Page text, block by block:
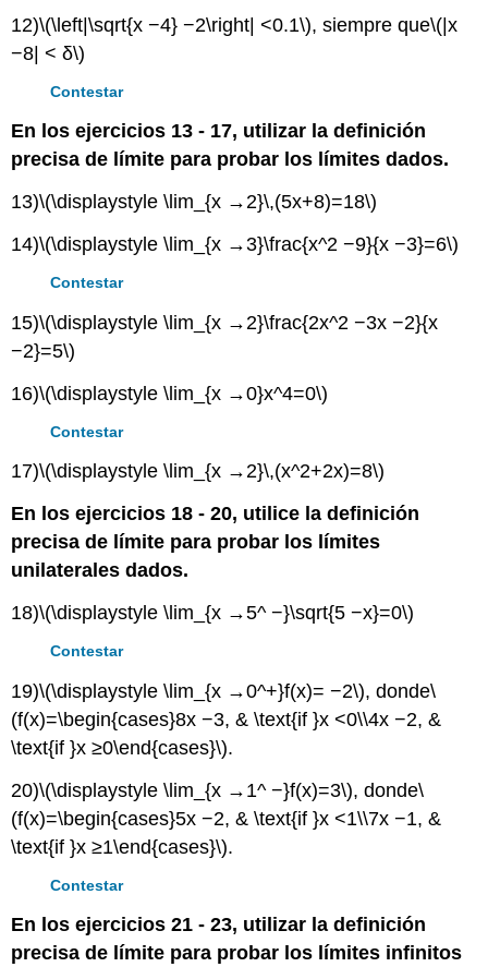
12)\(\left|\sqrt{x −4} −2\right| <0.1\), siempre que\(|x
−8| < δ\)
Contestar
En los ejercicios 13 - 17, utilizar la definición
precisa de límite para probar los límites dados.
13)\(\displaystyle \lim_{x →2}\,(5x+8)=18\)
14)\(\displaystyle \lim_{x →3}\frac{x^2 −9}{x −3}=6\)
Contestar
15)\(\displaystyle \lim_{x →2}\frac{2x^2 −3x −2}{x
−2}=5\)
16)\(\displaystyle \lim_{x →0}x^4=0\)
Contestar
17)\(\displaystyle \lim_{x →2}\,(x^2+2x)=8\)
En los ejercicios 18 - 20, utilice la definición
precisa de límite para probar los límites
unilaterales dados.
18)\(\displaystyle \lim_{x →5^ −}\sqrt{5 −x}=0\)
Contestar
19)\(\displaystyle \lim_{x →0^+}f(x)= −2\), donde\
(f(x)=\begin{cases}8x −3, & \text{if }x <0\\4x −2, &
\text{if }x ≥0\end{cases}\).
20)\(\displaystyle \lim_{x →1^ −}f(x)=3\), donde\
(f(x)=\begin{cases}5x −2, & \text{if }x <1\\7x −1, &
\text{if }x ≥1\end{cases}\).
Contestar
En los ejercicios 21 - 23, utilizar la definición
precisa de límite para probar los límites infinitos